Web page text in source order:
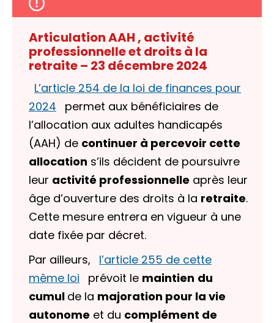
Articulation AAH , activité
professionnelle et droits à la
retraite – 23 décembre 2024
L’article 254 de la loi de finances pour
2024
permet aux bénéficiaires de
l’allocation aux adultes handicapés
(AAH) de continuer à percevoir cette
allocation s’ils décident de poursuivre
leur activité professionnelle après leur
âge d’ouverture des droits à la retraite.
Cette mesure entrera en vigueur à une
date fixée par décret.
Par ailleurs,
l’article 255 de cette
même loi
prévoit le maintien du
cumul de la majoration pour la vie
autonome et du complément de